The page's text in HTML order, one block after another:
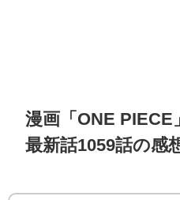
漫画「ONE PIECE
最新話1059話の感